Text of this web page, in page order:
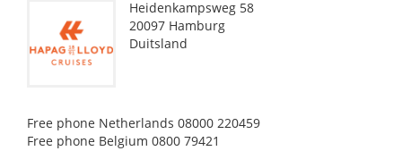
Heidenkampsweg 58
20097 Hamburg
Duitsland
Free phone Netherlands 08000 220459
Free phone Belgium 0800 79421